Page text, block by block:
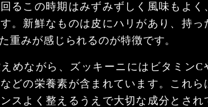
るこの時期はみずみずしく風味もよく
。新鮮なものは皮にハリがあり、持っ
重みが感じられるのが特徴です。
めながら、ズッキーニにはビタミンC
どの栄養素が含まれています。これら
スよく整えるうえで大切な成分とされ